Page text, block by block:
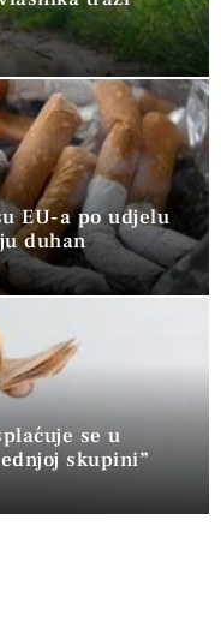
EU-a po udjelu
duhan
se u
skupini”